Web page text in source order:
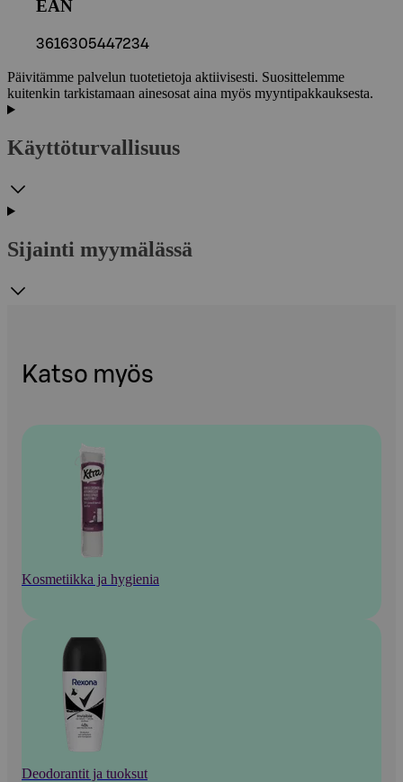
EAN
3616305447234
Päivitämme palvelun tuotetietoja aktiivisesti. Suosittelemme
kuitenkin tarkistamaan ainesosat aina myös myyntipakkauksesta.
Käyttöturvallisuus
Sijainti myymälässä
Katso myös
Kosmetiikka ja hygienia
Deodorantit ja tuoksut